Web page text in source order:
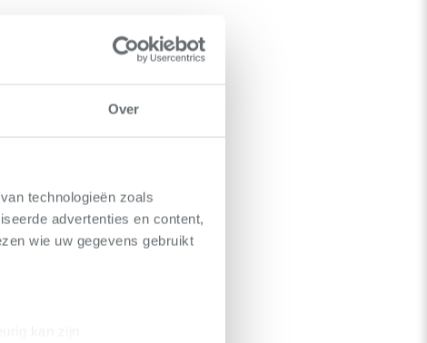
Over
technologieën zoals
advertenties en content,
wie uw gegevens gebruikt